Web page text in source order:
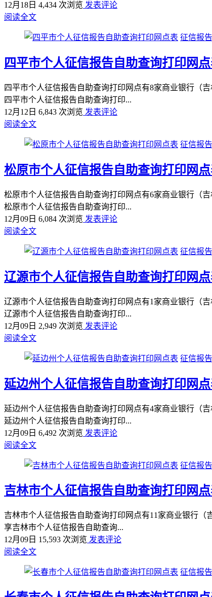
12月18日 4,434 次浏览 发表评论
阅读全文
征信报
四平市个人征信报告自助查询打印网
四平市个人征信报告自助查询打印网点有8家商业银行（
四平市个人征信报告自助查询打印...
12月12日 6,843 次浏览 发表评论
阅读全文
征信报
松原市个人征信报告自助查询打印网
松原市个人征信报告自助查询打印网点有6家商业银行（
松原市个人征信报告自助查询打印...
12月09日 6,084 次浏览 发表评论
阅读全文
征信报
辽源市个人征信报告自助查询打印网
辽源市个人征信报告自助查询打印网点有1家商业银行（
辽源市个人征信报告自助查询打印...
12月09日 2,949 次浏览 发表评论
阅读全文
征信报
延边州个人征信报告自助查询打印网
延边州个人征信报告自助查询打印网点有4家商业银行（
延边州个人征信报告自助查询打印...
12月09日 6,492 次浏览 发表评论
阅读全文
征信报
吉林市个人征信报告自助查询打印网
吉林市个人征信报告自助查询打印网点有11家商业银行
享吉林市个人征信报告自助查询...
12月09日 15,593 次浏览 发表评论
阅读全文
征信报